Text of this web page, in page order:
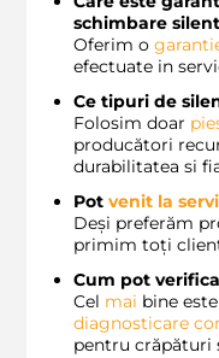
schimbare
Oferim o
efectuate in
Ce tipuri de
Folosim doar
producători
durabilitatea si
Pot venit la
Deși preferăm
primim toți
Cum pot
Cel mai bine
diagnosticare
pentru crăpături